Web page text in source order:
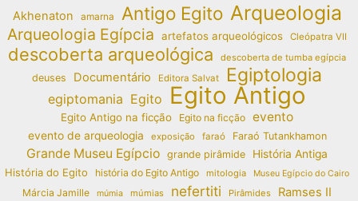
Akhenaton amarna Antigo Egito Arqueologia
Arqueologia Egípcia artefatos arqueológicos Cleópatra VII
descoberta arqueológica descoberta de tumba egípcia
deuses Documentário Editora Salvat Egiptologia
egiptomania Egito Egito Antigo
Egito Antigo na ficção Egito na ficção evento
evento de arqueologia exposição faraó Faraó Tutankhamon
Grande Museu Egípcio grande pirâmide
História Antiga
História do Egito
história do Egito Antigo mitologia Museu Egípcio do Cairo
Márcia Jamille múmia múmias nefertiti Pirâmides Ramses II